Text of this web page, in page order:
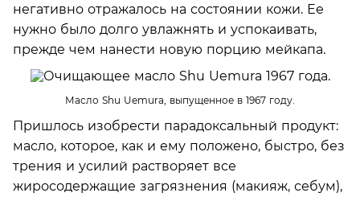
негативно отражалось на состоянии кожи. Ее
нужно было долго увлажнять и успокаивать,
прежде чем нанести новую порцию мейкапа.
Масло Shu Uemura, выпущенное в 1967 году.
Пришлось изобрести парадоксальный продукт:
масло, которое, как и ему положено, быстро, без
трения и усилий растворяет все
жиросодержащие загрязнения (макияж, себум),